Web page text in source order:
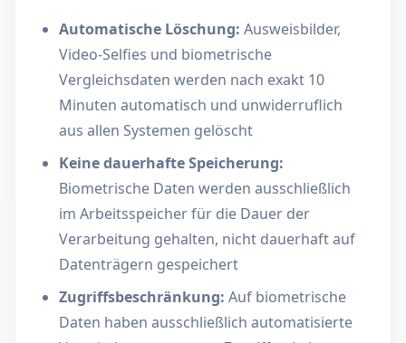
Automatische Löschung: Ausweisbilder,
Video-Selfies und biometrische
Vergleichsdaten werden nach exakt 10
Minuten automatisch und unwiderruflich
aus allen Systemen gelöscht
Keine dauerhafte Speicherung:
Biometrische Daten werden ausschließlich
im Arbeitsspeicher für die Dauer der
Verarbeitung gehalten, nicht dauerhaft auf
Datenträgern gespeichert
Zugriffsbeschränkung: Auf biometrische
Daten haben ausschließlich automatisierte